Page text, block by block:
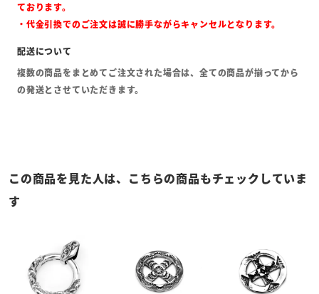
ております。
・代金引換でのご注文は誠に勝手ながらキャンセルとなります。
複数の商品をまとめてご注文された場合は、全ての商品が揃ってから
の発送とさせていただきます。
この商品を見た人は、こちらの商品もチェックしていま
す